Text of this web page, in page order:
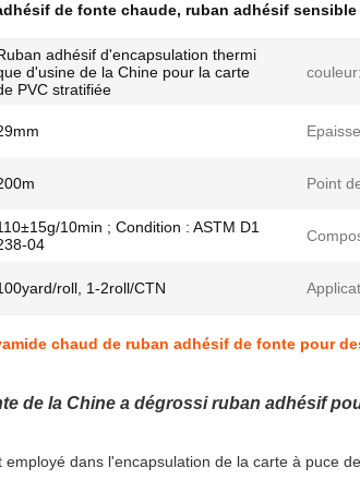
de fonte chaude, ruban adhésif
adhésif d'encapsulation thermi
d'usine de la Chine pour la carte
PVC stratifiée
couleur:
Point
10min ; Condition : ASTM D1
04
roll, 1-2roll/CTN
chaud de ruban adhésif de fonte pour
de la Chine a dégrossi ruban adhésif
dans l'encapsulation de la carte à puce